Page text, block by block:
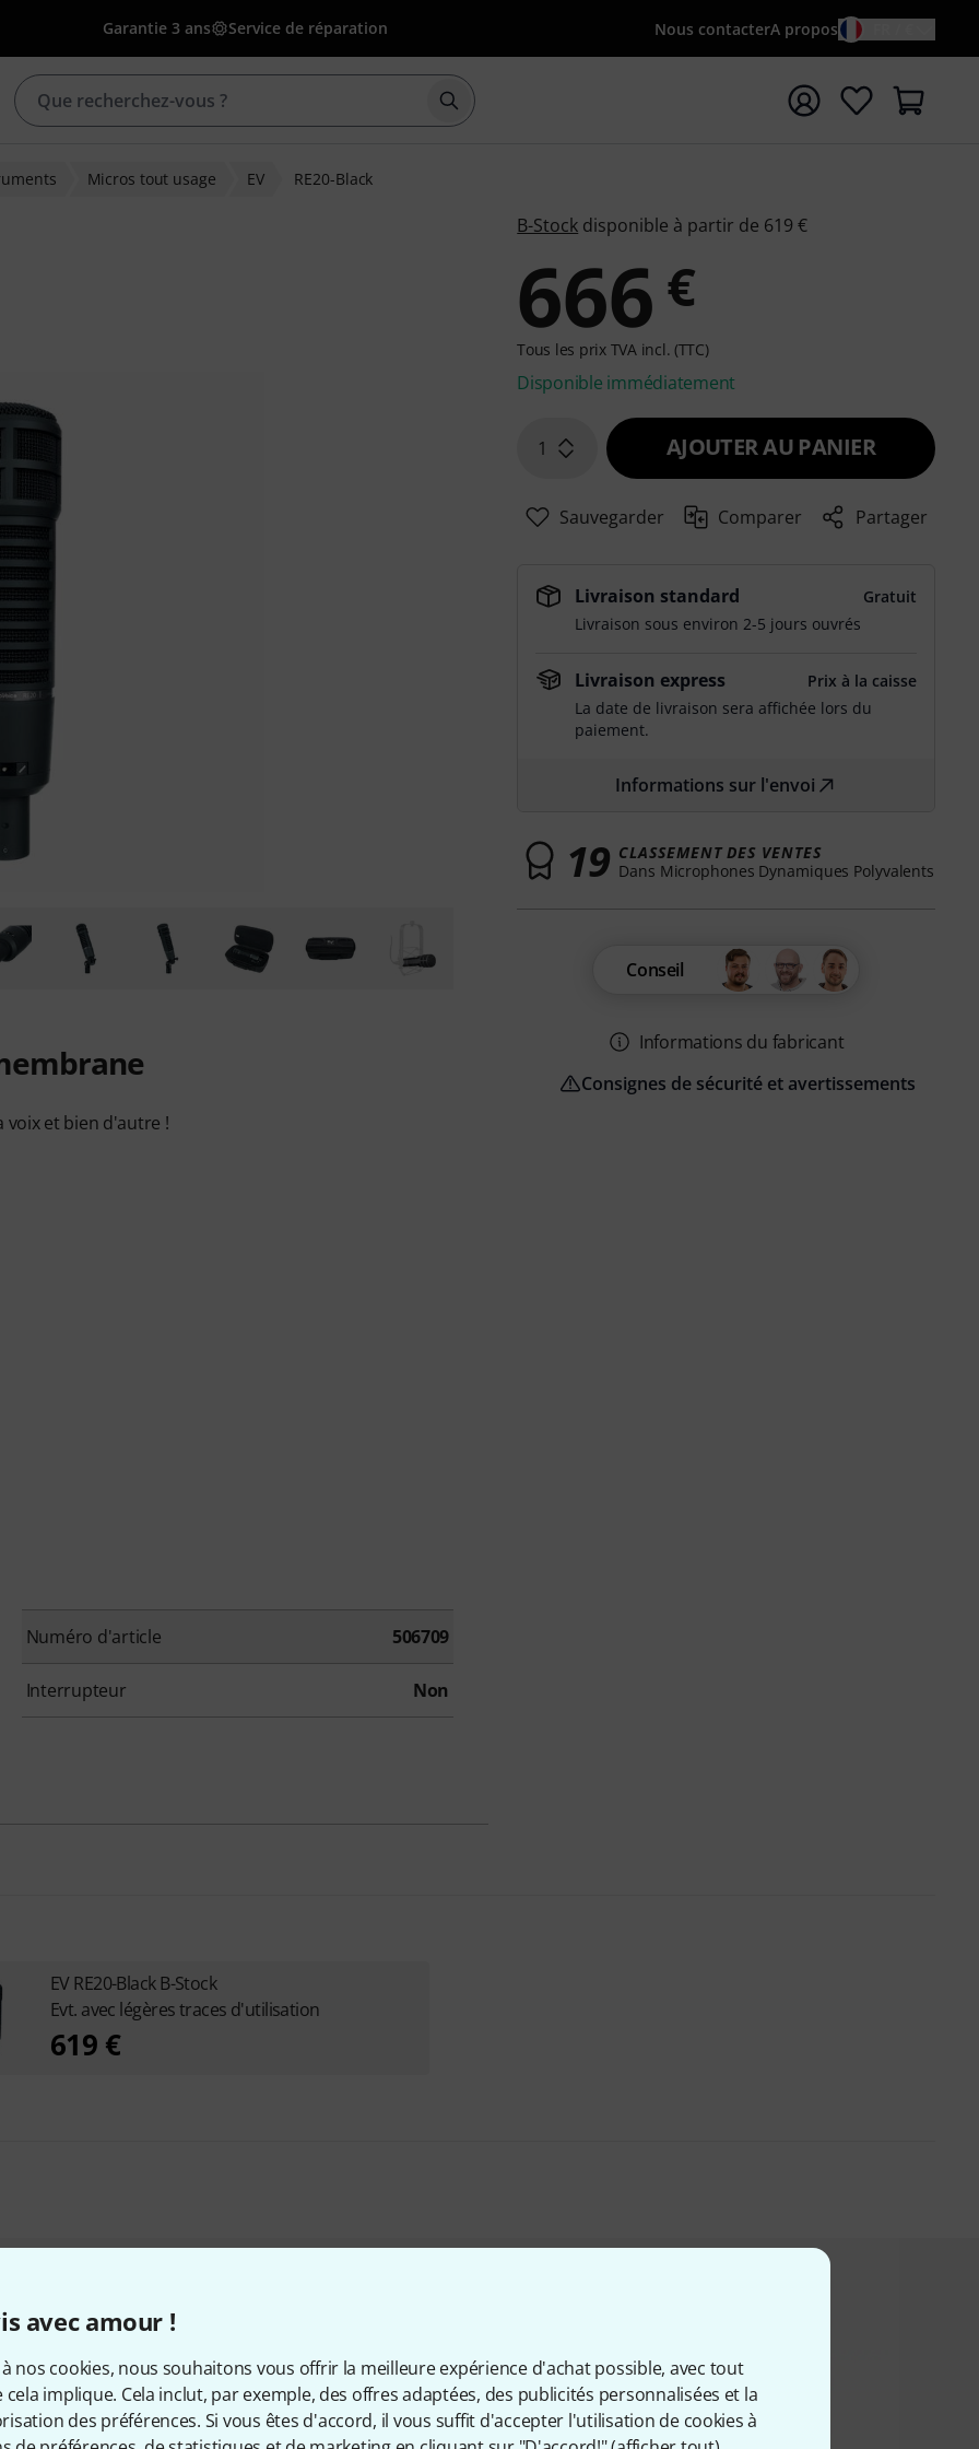
avec amour !
à nos cookies, nous souhaitons vous offrir la meilleure expérience d'achat possible, avec tout
cela implique. Cela inclut, par exemple, des offres adaptées, des publicités personnalisées et la
des préférences. Si vous êtes d'accord, il vous suffit d'accepter l'utilisation de cookies à
Garantie 3 ans Service de réparation Nous contacterA propos
Démarrer la recherche avec le terme de recherche
Micros tout usage EV RE20-Black
clients
voix et bien d'autre !
Numéro d'article 506709
Interrupteur Non
B-Stock disponible à partir de 619 €
666 €
Tous les prix TVA incl. (TTC)
Disponible immédiatement
1 AJOUTER AU PANIER
Sauvegarder Comparer Partager
Livraison standard
Gratuit
Livraison sous environ 2-5 jours ouvrés
Livraison express
Prix à la caisse
La date de livraison sera affichée lors du
paiement.
Informations sur l'envoi
19 CLASSEMENT DES VENTES
Dans Microphones Dynamiques Polyvalents
Conseil
Informations du fabricant
Consignes de sécurité et avertissements
EV RE20-Black B-Stock
Evt. avec légères traces d'utilisation
619 €
ont regardé ce produit ont acheté ceci